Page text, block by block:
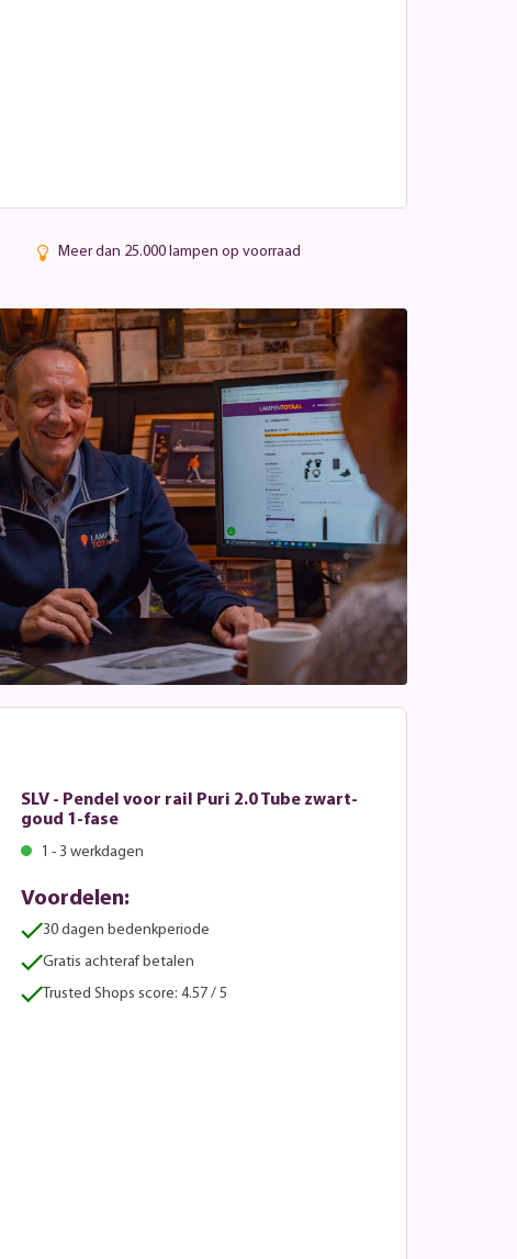
Meer dan 25.000 lampen op voorraad
SLV - Pendel voor rail Puri 2.0 Tube zwart-
goud 1-fase
1 - 3 werkdagen
Voordelen:
30 dagen bedenkperiode
Gratis achteraf betalen
Trusted Shops score: 4.57 / 5